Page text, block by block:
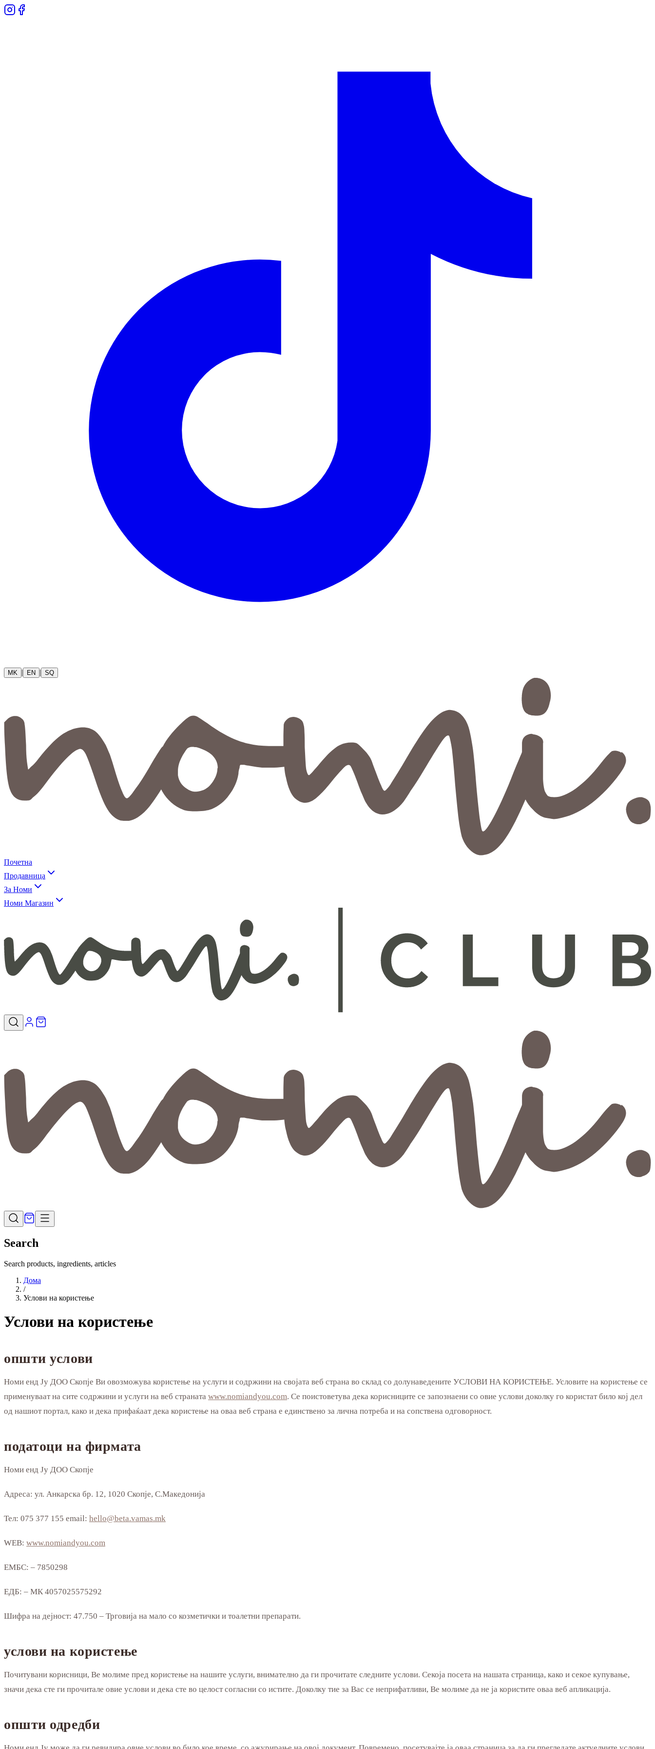
MK | EN | SQ
Почетна
Продавница
За Номи
Номи Магазин
Search
Search products, ingredients, articles
Дома
/
Услови на користење
Услови на користење
општи услови
Номи енд Ју ДОО Скопје Ви овозможува користење на услуги и содржини на својата веб страна во склад со долунаведените УСЛОВИ НА КОРИСТЕЊЕ. Условите на користење се
применуваат на сите содржини и услуги на веб страната www.nomiandyou.com. Се поистоветува дека корисниците се запознаени со овие услови доколку го користат било кој дел
од нашиот портал, како и дека прифаќаат дека користење на оваа веб страна е единствено за лична потреба и на сопствена одговорност.
податоци на фирмата
Номи енд Ју ДОО Скопје
Адреса: ул. Анкарска бр. 12, 1020 Скопје, С.Македонија
Тел: 075 377 155 email: hello@beta.vamas.mk
WEB: www.nomiandyou.com
ЕМБС: – 7850298
ЕДБ: – МК 4057025575292
Шифра на дејност: 47.750 – Трговија на мало со козметички и тоалетни препарати.
услови на користење
Почитувани корисници, Ве молиме пред користење на нашите услуги, внимателно да ги прочитате следните услови. Секоја посета на нашата страница, како и секое купување,
значи дека сте ги прочитале овие услови и дека сте во целост согласни со истите. Доколку тие за Вас се неприфатливи, Ве молиме да не ја користите оваа веб апликација.
општи одредби